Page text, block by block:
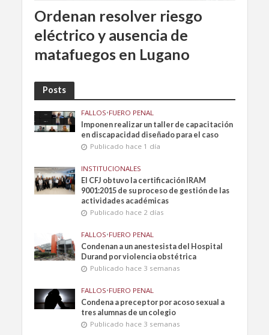
Ordenan resolver riesgo
eléctrico y ausencia de
matafuegos en Lugano
Posts
FALLOS•FUERO PENAL
Imponen realizar un taller de capacitación
en discapacidad diseñado para el caso
Publicado hace 1 día
INSTITUCIONALES
El CFJ obtuvo la certificación IRAM
9001:2015 de su proceso de gestión de las
actividades académicas
Publicado hace 2 días
FALLOS•FUERO PENAL
Condenan a un anestesista del Hospital
Durand por violencia obstétrica
Publicado hace 3 semanas
FALLOS•FUERO PENAL
Condena a preceptor por acoso sexual a
tres alumnas de un colegio
Publicado hace 3 semanas